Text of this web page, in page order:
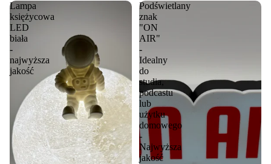
Lampa
księżycowa
LED
biała
-
najwyższa
jakość
Podświetlany
znak
"ON
AIR"
-
Idealny
do
studia,
podcastu
lub
użytku
domowego
-
Najwyższa
jakość